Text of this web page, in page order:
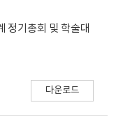
의 첨가는 고온
성, 난품질, 지방간
미치지 않았다.
정기총회 및 학술대
다운로드